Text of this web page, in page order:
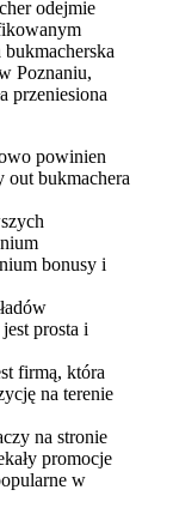
odejmie
Poznaniu,
przeniesiona
powinien
out bukmachera
bonusy i
prosta i
firmą, która
na terenie
na stronie
promocje
w